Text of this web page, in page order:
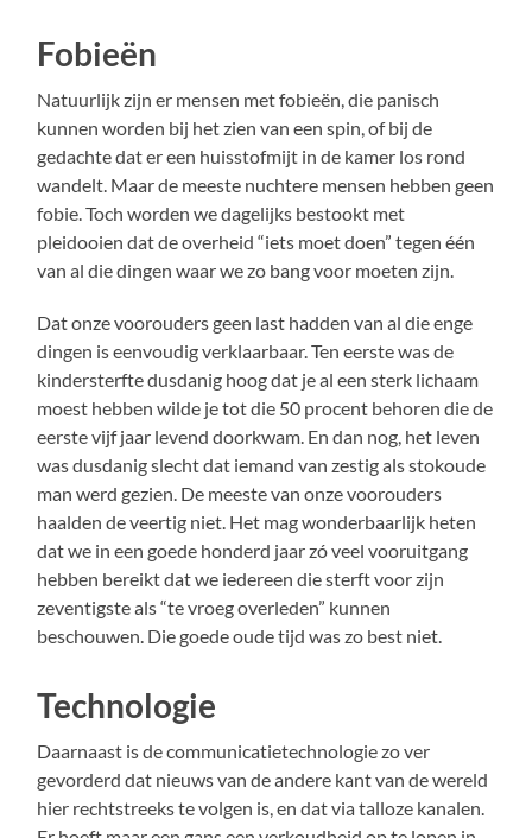
Fobieën
Natuurlijk zijn er mensen met fobieën, die panisch
kunnen worden bij het zien van een spin, of bij de
gedachte dat er een huisstofmijt in de kamer los rond
wandelt. Maar de meeste nuchtere mensen hebben geen
fobie. Toch worden we dagelijks bestookt met
pleidooien dat de overheid “iets moet doen” tegen één
van al die dingen waar we zo bang voor moeten zijn.
Dat onze voorouders geen last hadden van al die enge
dingen is eenvoudig verklaarbaar. Ten eerste was de
kindersterfte dusdanig hoog dat je al een sterk lichaam
moest hebben wilde je tot die 50 procent behoren die de
eerste vijf jaar levend doorkwam. En dan nog, het leven
was dusdanig slecht dat iemand van zestig als stokoude
man werd gezien. De meeste van onze voorouders
haalden de veertig niet. Het mag wonderbaarlijk heten
dat we in een goede honderd jaar zó veel vooruitgang
hebben bereikt dat we iedereen die sterft voor zijn
zeventigste als “te vroeg overleden” kunnen
beschouwen. Die goede oude tijd was zo best niet.
Technologie
Daarnaast is de communicatietechnologie zo ver
gevorderd dat nieuws van de andere kant van de wereld
hier rechtstreeks te volgen is, en dat via talloze kanalen.